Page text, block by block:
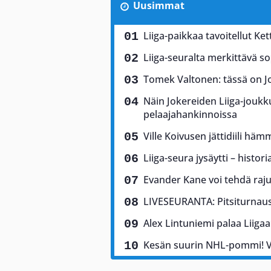
Uusimmat
Liiga-paikkaa tavoitellut
Liiga-seuralta merkittävä
Tomek Valtonen: tässä on
Näin Jokereiden Liiga-
pelaajahankinnoissa
Ville Koivusen jättidiili
Liiga-seura jysäytti –
Evander Kane voi tehdä
LIVESEURANTA:
Alex Lintuniemi palaa
Kesän suurin NHL-